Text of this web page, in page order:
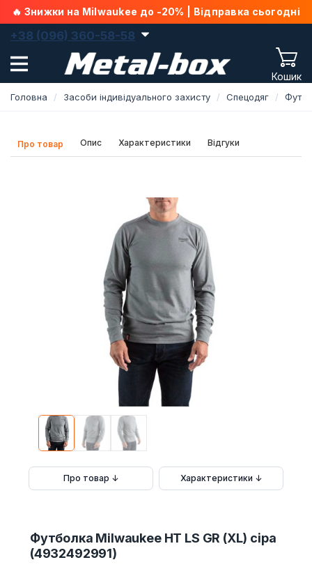
🔥 Знижки на Milwaukee до -20% | Відправка сьогодні
+38 (096) 360-58-58
Кошик
Головна Засоби індивідуального захисту Спецодяг
Про товар Опис Характеристики Відгуки
Про товар ↓ Характеристики ↓
Футболка Milwaukee HT LS GR (XL) сіра
(4932492991)